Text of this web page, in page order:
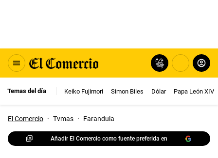
Temas del día Keiko Fujimori Simon Biles Dólar Papa León XIV
El Comercio · Tvmas · Farandula
Añadir El Comercio como fuente preferida en